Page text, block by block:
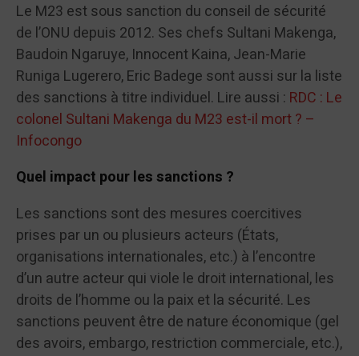
Le M23 est sous sanction du conseil de sécurité
de l’ONU depuis 2012. Ses chefs Sultani Makenga,
Baudoin Ngaruye, Innocent Kaina, Jean-Marie
Runiga Lugerero, Eric Badege sont aussi sur la liste
des sanctions à titre individuel. Lire aussi : RDC : Le
colonel Sultani Makenga du M23 est-il mort ? –
Infocongo
Quel impact pour les sanctions ?
Les sanctions sont des mesures coercitives
prises par un ou plusieurs acteurs (États,
organisations internationales, etc.) à l’encontre
d’un autre acteur qui viole le droit international, les
droits de l’homme ou la paix et la sécurité. Les
sanctions peuvent être de nature économique (gel
des avoirs, embargo, restriction commerciale, etc.),